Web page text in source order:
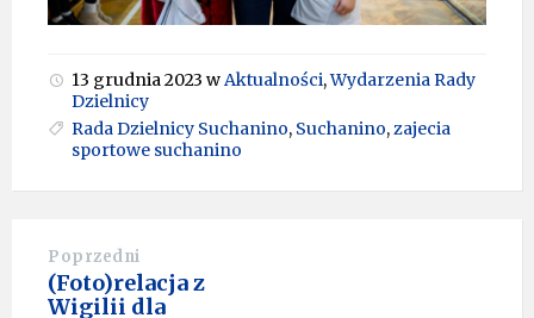
13 grudnia 2023 wAktualności,Wydarzenia Rady
Dzielnicy
Rada Dzielnicy Suchanino, Suchanino,zajecia
sportowe suchanino
Poprzedni
(Foto)relacja z
Wigilii dla